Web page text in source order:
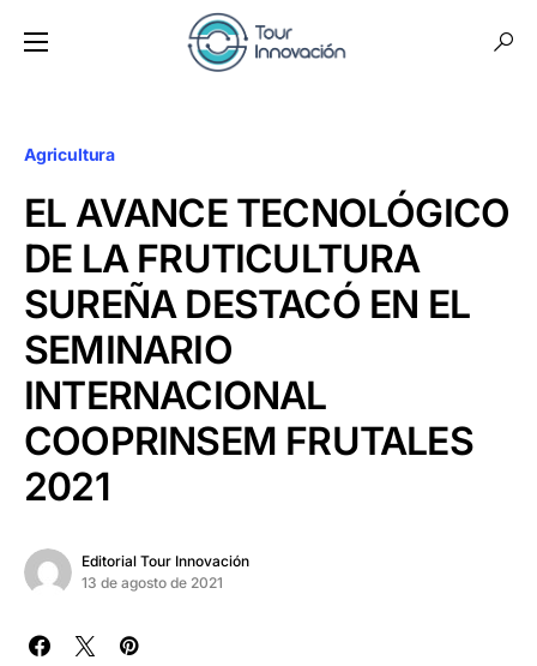
Agricultura
EL AVANCE TECNOLÓGICO
DE LA FRUTICULTURA
SUREÑA DESTACÓ EN EL
SEMINARIO
INTERNACIONAL
COOPRINSEM FRUTALES
2021
Editorial Tour Innovación
13 de agosto de 2021